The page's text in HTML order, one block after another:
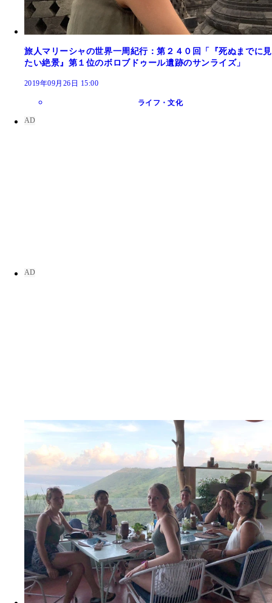
旅人マリーシャの世界一周紀行：第２４０回「『死ぬまでに見
たい絶景』第１位のボロブドゥール遺跡のサンライズ」
2019年09月26日 15:00
ライフ・文化